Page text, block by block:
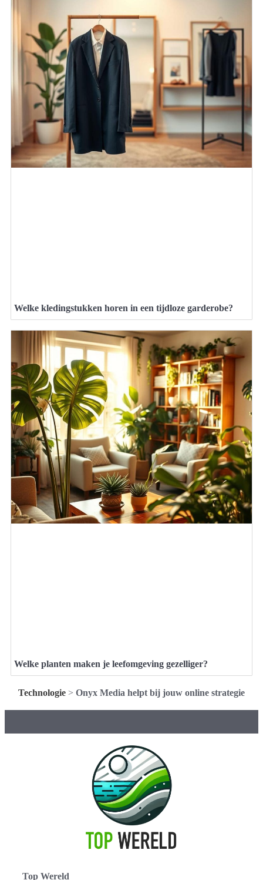
Welke kledingstukken horen in een tijdloze garderobe?
Welke planten maken je leefomgeving gezelliger?
Technologie > Onyx Media helpt bij jouw online strategie
Top Wereld